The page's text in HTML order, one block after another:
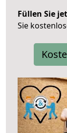
Füllen Sie
Sie